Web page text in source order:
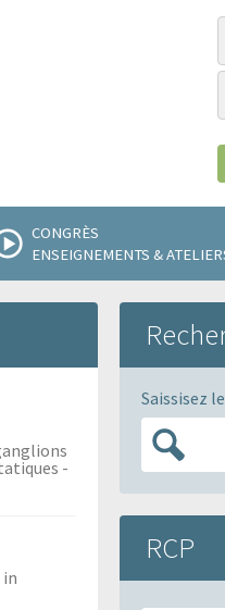
CONGRÈS
ENSEIGNEMENTS &
-
Saissisez
RCP